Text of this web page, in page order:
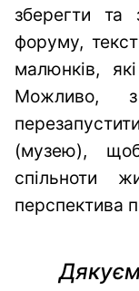
зберегти та
форуму,
малюнків,
Можливо,
(музею),
спільноти
перспектива